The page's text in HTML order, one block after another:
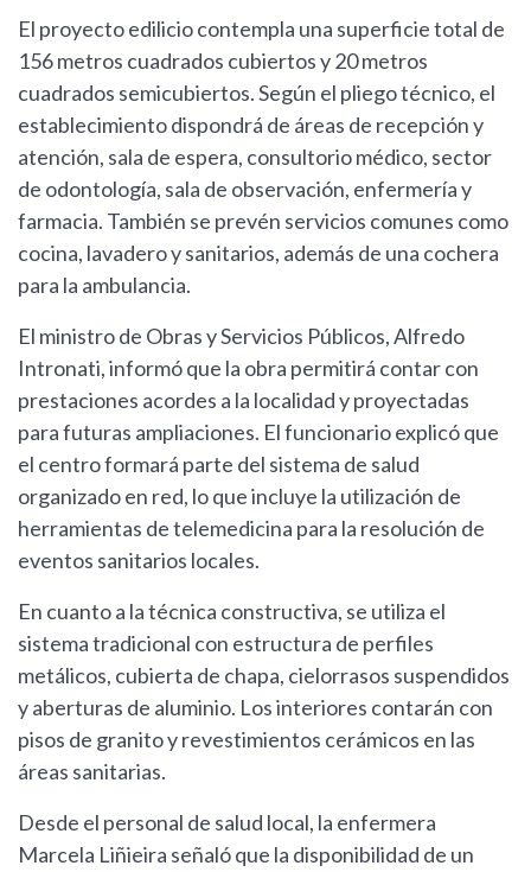
El proyecto edilicio contempla una superficie total de
156 metros cuadrados cubiertos y 20 metros
cuadrados semicubiertos. Según el pliego técnico, el
establecimiento dispondrá de áreas de recepción y
atención, sala de espera, consultorio médico, sector
de odontología, sala de observación, enfermería y
farmacia. También se prevén servicios comunes como
cocina, lavadero y sanitarios, además de una cochera
para la ambulancia.
El ministro de Obras y Servicios Públicos, Alfredo
Intronati, informó que la obra permitirá contar con
prestaciones acordes a la localidad y proyectadas
para futuras ampliaciones. El funcionario explicó que
el centro formará parte del sistema de salud
organizado en red, lo que incluye la utilización de
herramientas de telemedicina para la resolución de
eventos sanitarios locales.
En cuanto a la técnica constructiva, se utiliza el
sistema tradicional con estructura de perfiles
metálicos, cubierta de chapa, cielorrasos suspendidos
y aberturas de aluminio. Los interiores contarán con
pisos de granito y revestimientos cerámicos en las
áreas sanitarias.
Desde el personal de salud local, la enfermera
Marcela Liñieira señaló que la disponibilidad de un